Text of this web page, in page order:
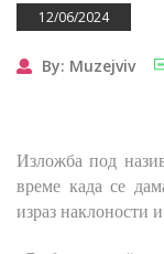
12/06/2024
By: Muzejviv
Изложба под
време када се
израз наклоности